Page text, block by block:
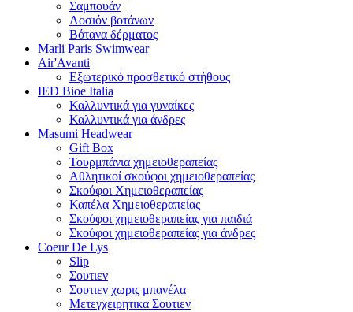
Σαμπουάν
Λοσιόν βοτάνων
Βότανα δέρματος
Marli Paris Swimwear
Air'Avanti
Εξωτερικό προσθετικό στήθους
IED Bioe Italia
Καλλυντικά για γυναίκες
Καλλυντικά για άνδρες
Masumi Headwear
Gift Box
Τουρμπάνια χημειοθεραπείας
Αθλητικοί σκούφοι χημειοθεραπείας
Σκούφοι Χημειοθεραπείας
Καπέλα Χημειοθεραπείας
Σκούφοι χημειοθεραπείας για παιδιά
Σκούφοι χημειοθεραπείας για άνδρες
Coeur De Lys
Slip
Σουτιεν
Σουτιεν χωρις μπανέλα
Μετεγχειρητικα Σουτιεν